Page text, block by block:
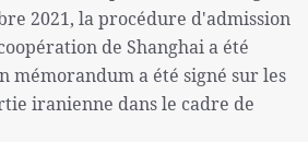
2021, la procédure d'admission
de Shanghai a été
mémorandum a été signé sur les
iranienne dans le cadre de